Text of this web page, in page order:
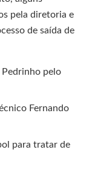
pela diretoria e
de saída de
pelo
Fernando
para tratar de